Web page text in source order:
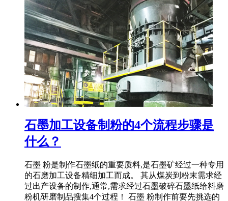
石墨加工设备制粉的4个流程步骤是
什么？
石墨 粉是制作石墨纸的重要质料,是石墨矿经过一种专用
的石磨加工设备精细加工而成。 其从煤炭到粉末需求经
过出产设备的制作,通常,需求经过石墨破碎石墨纸给料磨
粉机研磨制品搜集4个过程！ 石墨 粉制作前要先挑选的